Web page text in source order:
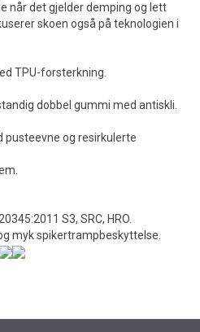
når det gjelder demping og lett
skoen også på teknologien i
TPU-forsterkning.
dobbel gummi med antiskli.
pusteevne og resirkulerte
S3, SRC, HRO.
myk spikertrampbeskyttelse.